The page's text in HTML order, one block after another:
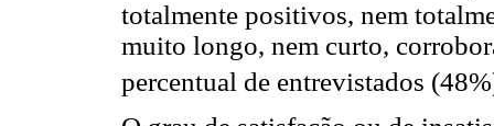
totalmente positivos, nem
muito longo, nem curto,
percentual de entrevistados